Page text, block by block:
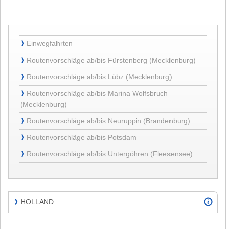
Einwegfahrten
❱ Einwegfahrten
Routenvorschläge
ab/bis
Fürstenberg
(Mecklenburg)
❱ Routenvorschläge ab/bis Fürstenberg (Mecklenburg)
Routenvorschläge
ab/bis
Lübz
(Mecklenburg)
❱ Routenvorschläge ab/bis Lübz (Mecklenburg)
Routenvorschläge
ab/bis
Marina
Wolfsbruch
(Mecklenburg)
❱ Routenvorschläge ab/bis Marina Wolfsbruch
(Mecklenburg)
Routenvorschläge
ab/bis
Neuruppin
(Brandenburg)
❱ Routenvorschläge ab/bis Neuruppin (Brandenburg)
Routenvorschläge
ab/bis
Potsdam
❱ Routenvorschläge ab/bis Potsdam
Routenvorschläge
ab/bis
(Fleesensee)
❱ Routenvorschläge ab/bis Untergöhren (Fleesensee)
❱ HOLLAND